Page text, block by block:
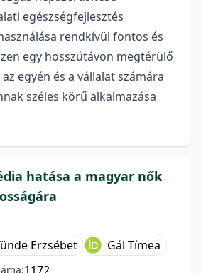
egészségfejlesztés
rendkívül fontos és
egy hosszútávon megtérülő
egyén és a vállalat számára
széles körű alkalmazása
hatása a magyar nők
Erzsébet Gál Tímea